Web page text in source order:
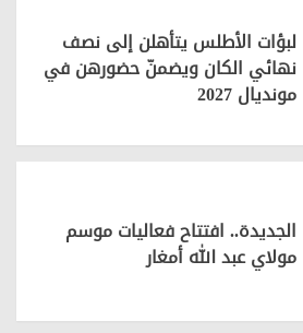
لبؤات الأطلس يتأهلن إلى نصف
نهائي الكان ويضمنّ حضورهن في
مونديال 2027
الجديدة.. افتتاح فعاليات موسم
مولاي عبد الله أمغار